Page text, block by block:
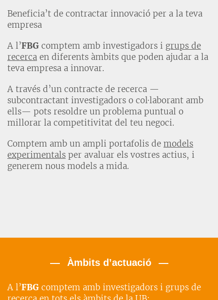
Beneficia’t de contractar innovació per a la teva
empresa
A l’FBG comptem amb investigadors i grups de
recerca en diferents àmbits que poden ajudar a la
teva empresa a innovar.
A través d’un contracte de recerca —
subcontractant investigadors o col·laborant amb
ells— pots resoldre un problema puntual o
millorar la competitivitat del teu negoci.
Comptem amb un ampli portafolis de models
experimentals per avaluar els vostres actius, i
generem nous models a mida.
Àmbits d’actuació
A l’FBG comptem amb investigadors i grups de